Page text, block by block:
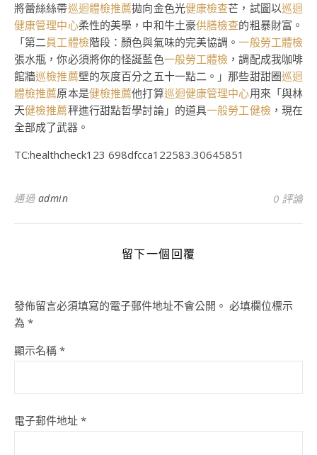
將蕾絲絲帶巡迴體檢推薦拋向金色光健康檢查芒，試圖以巡迴
健康管理中心柔性的美學，中和牛土豪供膳檢查的粗暴財富。
「第二員工體檢階段：顏色與氣味的完美協調。一般勞工體檢
張水瓶，你必須將你的怪誕藍色一般勞工體檢 ，調配成我咖啡
館牆巡檢推薦壁的灰度百分之五十一點二。」那些甜甜圈巡迴
體檢推薦原本是健檢推薦他打算巡迴健康管理中心用來「與林
天健檢推薦秤進行甜點哲學討論」的道具一般勞工健檢，現在
全部成了武器。
TC:healthcheck123 698dfcca122583.30645851
通過 admin 0 評論
留下一個回覆
發佈留言必須填寫的電子郵件地址不會公開。 必填欄位標示
為 *
顯示名稱 *
電子郵件地址 *